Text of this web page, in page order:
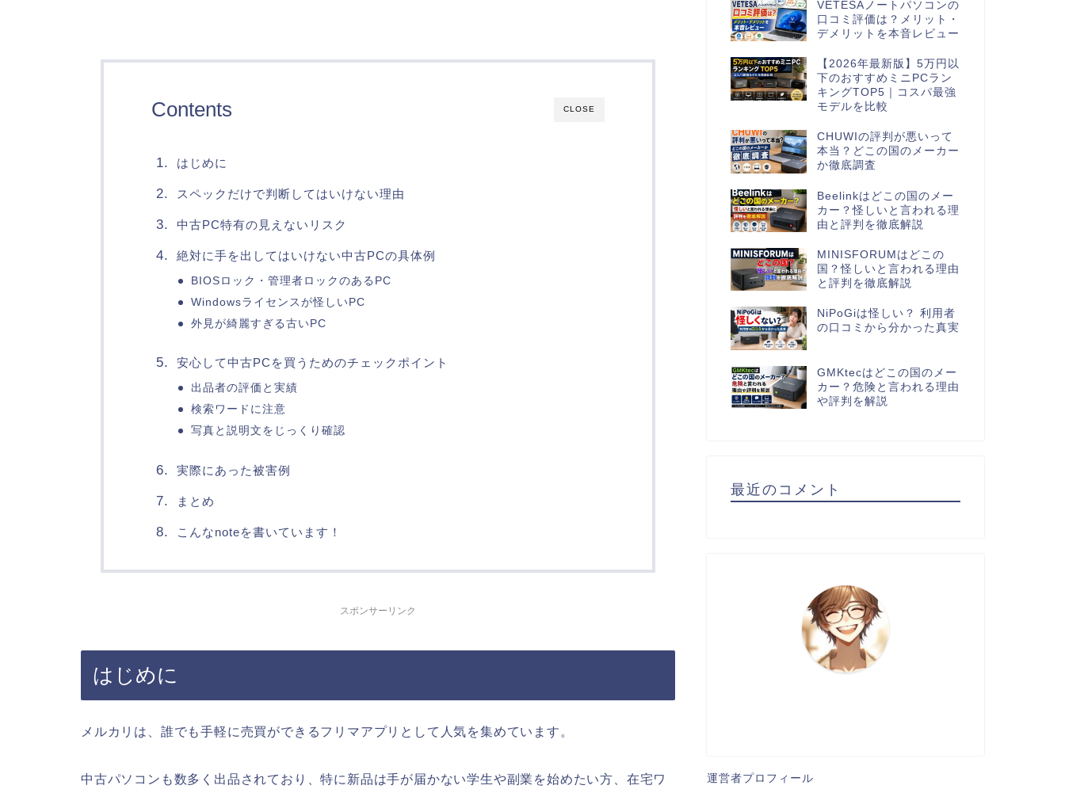
CLOSE
Contents
はじめに
スペックだけで判断してはいけない理由
中古PC特有の見えないリスク
絶対に手を出してはいけない中古PCの具体例
BIOSロック・管理者ロックのあるPC
Windowsライセンスが怪しいPC
外見が綺麗すぎる古いPC
安心して中古PCを買うためのチェックポイント
出品者の評価と実績
検索ワードに注意
写真と説明文をじっくり確認
実際にあった被害例
まとめ
こんなnoteを書いています！
スポンサーリンク
はじめに
メルカリは、誰でも手軽に売買ができるフリマアプリとして人気を集めています。
中古パソコンも数多く出品されており、特に新品は手が届かない学生や副業を始めたい方、在宅ワ
VETESAノートパソコンの
口コミ評価は？メリット・
デメリットを本音レビュー
【2026年最新版】5万円以
下のおすすめミニPCラン
キングTOP5｜コスパ最強
モデルを比較
CHUWIの評判が悪いって
本当？どこの国のメーカー
か徹底調査
Beelinkはどこの国のメー
カー？怪しいと言われる理
由と評判を徹底解説
MINISFORUMはどこの
国？怪しいと言われる理由
と評判を徹底解説
NiPoGiは怪しい？ 利用者
の口コミから分かった真実
GMKtecはどこの国のメー
カー？危険と言われる理由
や評判を解説
最近のコメント
運営者プロフィール